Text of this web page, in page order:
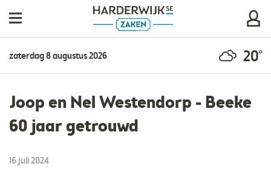
zaterdag 8 augustus 2026 20°
Joop en Nel Westendorp - Beeke
60 jaar getrouwd
16 juli 2024